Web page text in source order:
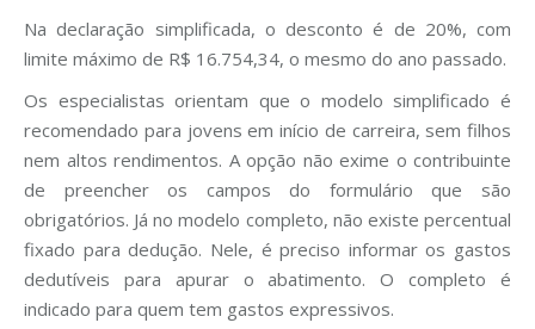
Na declaração simplificada, o desconto é de 20%, com
limite máximo de R$ 16.754,34, o mesmo do ano passado.
Os especialistas orientam que o modelo simplificado é
recomendado para jovens em início de carreira, sem filhos
nem altos rendimentos. A opção não exime o contribuinte
de preencher os campos do formulário que são
obrigatórios. Já no modelo completo, não existe percentual
fixado para dedução. Nele, é preciso informar os gastos
dedutíveis para apurar o abatimento. O completo é
indicado para quem tem gastos expressivos.